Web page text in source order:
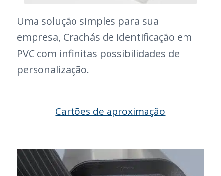
Uma solução simples para sua
empresa, Crachás de identificação em
PVC com infinitas possibilidades de
personalização.
Cartões de aproximação